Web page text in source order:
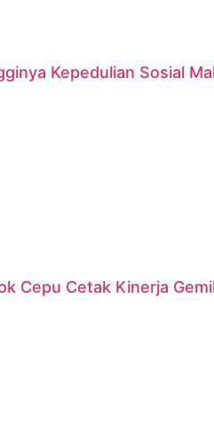
Kepedulian Sosial
Cepu Cetak Kinerja